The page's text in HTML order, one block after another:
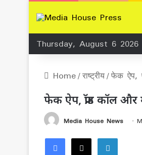
Thursday, August 6 2026
Home/राष्ट्रीय/फेक ऐप,
फेक ऐप, फ्रॉड कॉल और
Media House News
Facebook
X LinkedIn